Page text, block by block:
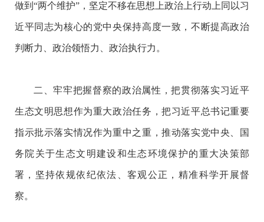
做到“两个维护”，坚定不移在思想上政治上行动上同以习
近平同志为核心的党中央保持高度一致，不断提高政治
判断力、政治领悟力、政治执行力。
二、牢牢把握督察的政治属性，把贯彻落实习近平
生态文明思想作为重大政治任务，把习近平总书记重要
指示批示落实情况作为重中之重，推动落实党中央、国
务院关于生态文明建设和生态环境保护的重大决策部
署，坚持依规依纪依法、客观公正，精准科学开展督
察。